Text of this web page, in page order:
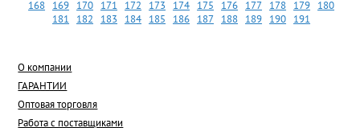
168 169 170 171 172 173 174 175 176 177 178 179 180
181
182 183 184 185 186 187 188 189 190 191
О компании
ГАРАНТИИ
Оптовая торговля
Работа с поставщиками